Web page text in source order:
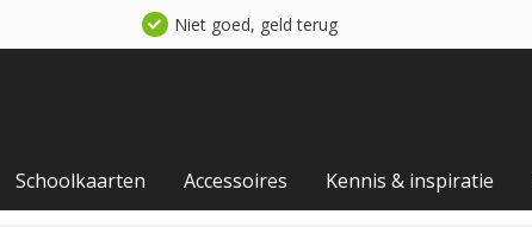
Niet goed, geld terug
Schoolkaarten Accessoires Kennis & inspiratie